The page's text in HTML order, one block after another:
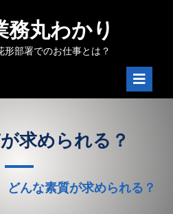
務丸わかり
部署でのお仕事とは？
求められる？
どんな素質が求められる？